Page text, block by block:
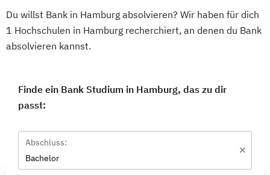
Du willst Bank in Hamburg absolvieren? Wir haben für dich
1 Hochschulen in Hamburg recherchiert, an denen du Bank
absolvieren kannst.
Finde ein Bank Studium in Hamburg, das zu dir
passt:
Abschluss:
Bachelor